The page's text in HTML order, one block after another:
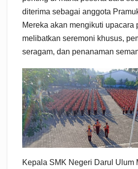
diterima sebagai anggota
Mereka akan mengikuti upacara
melibatkan seremoni khusus,
seragam, dan penanaman
Kepala SMK Negeri Darul Ulum